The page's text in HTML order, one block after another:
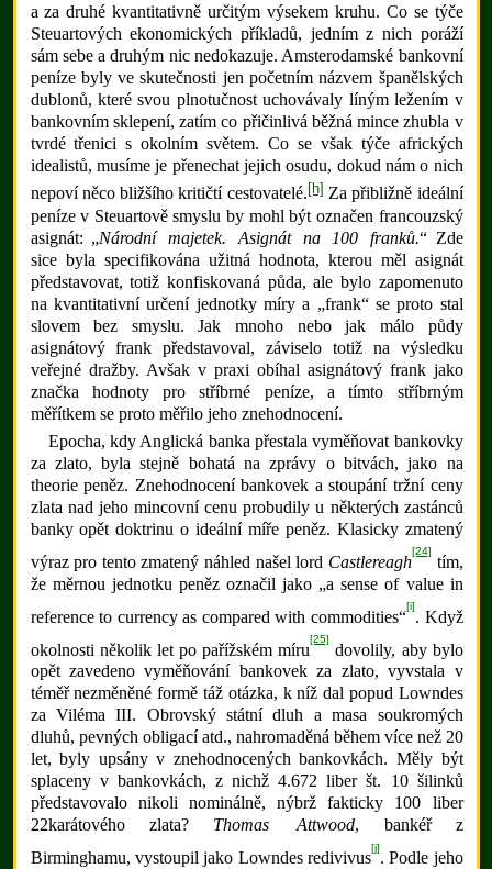
a za druhé kvantitativně určitým výsekem kruhu. Co se týče
Steuartových ekonomických příkladů, jedním z nich poráží
sám sebe a druhým nic nedokazuje. Amsterodamské bankovní
peníze byly ve skutečnosti jen početním názvem španělských
dublonů, které svou plnotučnost uchovávaly líným ležením v
bankovním sklepení, zatím co přičinlivá běžná mince zhubla v
tvrdé třenici s okolním světem. Co se však týče afrických
idealistů, musíme je přenechat jejich osudu, dokud nám o nich
nepoví něco bližšího kritičtí cestovatelé.[h] Za přibližně ideální
peníze v Steuartově smyslu by mohl být označen francouzský
asignát: „Národní majetek. Asignát na 100 franků.“ Zde
sice byla specifikována užitná hodnota, kterou měl asignát
představovat, totiž konfiskovaná půda, ale bylo zapomenuto
na kvantitativní určení jednotky míry a „frank“ se proto stal
slovem bez smyslu. Jak mnoho nebo jak málo půdy
asignátový frank představoval, záviselo totiž na výsledku
veřejné dražby. Avšak v praxi obíhal asignátový frank jako
značka hodnoty pro stříbrné peníze, a tímto stříbrným
měřítkem se proto měřilo jeho znehodnocení.
Epocha, kdy Anglická banka přestala vyměňovat bankovky
za zlato, byla stejně bohatá na zprávy o bitvách, jako na
theorie peněz. Znehodnocení bankovek a stoupání tržní ceny
zlata nad jeho mincovní cenu probudily u některých zastánců
banky opět doktrinu o ideální míře peněz. Klasicky zmatený
výraz pro tento zmatený náhled našel lord Castlereagh
[24]
tím,
že měrnou jednotku peněz označil jako „a sense of value in
reference to currency as compared with commodities“
[i]
. Když
okolnosti několik let po pařížském míru
[25]
dovolily, aby bylo
opět zavedeno vyměňování bankovek za zlato, vyvstala v
téměř nezměněné formě táž otázka, k níž dal popud Lowndes
za Viléma III. Obrovský státní dluh a masa soukromých
dluhů, pevných obligací atd., nahromaděná během více než 20
let, byly upsány v znehodnocených bankovkách. Měly být
splaceny v bankovkách, z nichž 4.672 liber št. 10 šilinků
představovalo nikoli nominálně, nýbrž fakticky 100 liber
22karátového zlata?
Thomas Attwood, bankéř z
Birminghamu, vystoupil jako Lowndes redivivus
[j]
. Podle jeho